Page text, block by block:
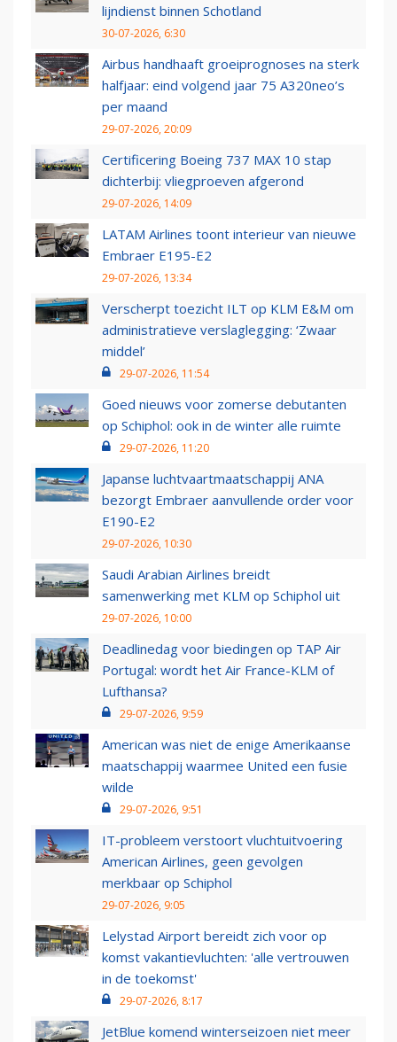
lijndienst binnen Schotland
30-07-2026, 6:30
Airbus handhaaft groeiprognoses na sterk
halfjaar: eind volgend jaar 75 A320neo’s
per maand
29-07-2026, 20:09
Certificering Boeing 737 MAX 10 stap
dichterbij: vliegproeven afgerond
29-07-2026, 14:09
LATAM Airlines toont interieur van nieuwe
Embraer E195-E2
29-07-2026, 13:34
Verscherpt toezicht ILT op KLM E&M om
administratieve verslaglegging: ‘Zwaar
middel’
29-07-2026, 11:54
Goed nieuws voor zomerse debutanten
op Schiphol: ook in de winter alle ruimte
29-07-2026, 11:20
Japanse luchtvaartmaatschappij ANA
bezorgt Embraer aanvullende order voor
E190-E2
29-07-2026, 10:30
Saudi Arabian Airlines breidt
samenwerking met KLM op Schiphol uit
29-07-2026, 10:00
Deadlinedag voor biedingen op TAP Air
Portugal: wordt het Air France-KLM of
Lufthansa?
29-07-2026, 9:59
American was niet de enige Amerikaanse
maatschappij waarmee United een fusie
wilde
29-07-2026, 9:51
IT-probleem verstoort vluchtuitvoering
American Airlines, geen gevolgen
merkbaar op Schiphol
29-07-2026, 9:05
Lelystad Airport bereidt zich voor op
komst vakantievluchten: 'alle vertrouwen
in de toekomst'
29-07-2026, 8:17
JetBlue komend winterseizoen niet meer